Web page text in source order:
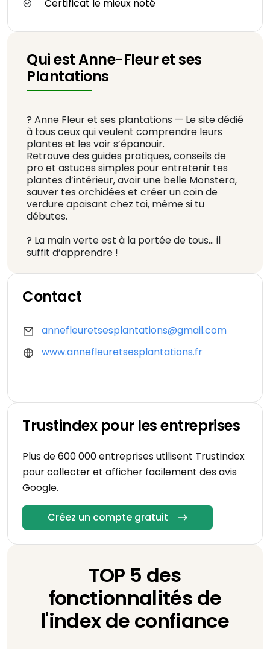
Certificat le mieux noté
Qui est Anne-Fleur et ses
Plantations
? Anne Fleur et ses plantations — Le site dédié
à tous ceux qui veulent comprendre leurs
plantes et les voir s’épanouir.
Retrouve des guides pratiques, conseils de
pro et astuces simples pour entretenir tes
plantes d’intérieur, avoir une belle Monstera,
sauver tes orchidées et créer un coin de
verdure apaisant chez toi, même si tu
débutes.
? La main verte est à la portée de tous… il
suffit d’apprendre !
Contact
annefleuretsesplantations@gmail.com
www.annefleuretsesplantations.fr
Trustindex pour les entreprises
Plus de 600 000 entreprises utilisent Trustindex
pour collecter et afficher facilement des avis
Google.
Créez un compte gratuit
TOP 5 des
fonctionnalités de
l'index de confiance